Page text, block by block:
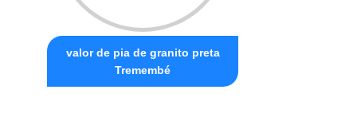
valor de pia de granito preta
Tremembé